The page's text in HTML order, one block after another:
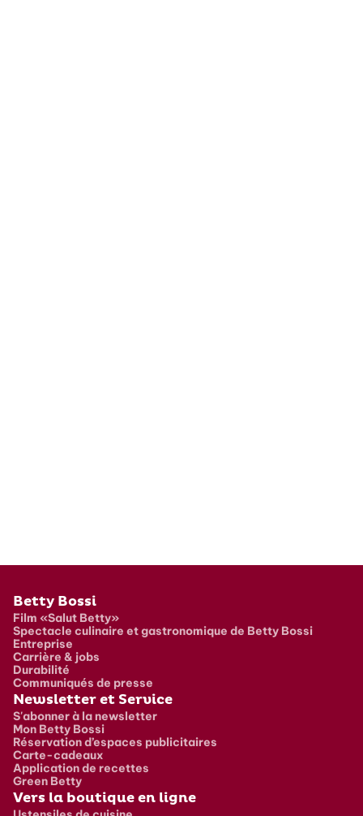
Pied de page
Betty Bossi
Film «Salut Betty»
Spectacle culinaire et gastronomique de Betty Bossi
Entreprise
Carrière & jobs
Durabilité
Communiqués de presse
Newsletter et Service
S'abonner à la newsletter
Mon Betty Bossi
Réservation d’espaces publicitaires
Carte-cadeaux
Application de recettes
Green Betty
Vers la boutique en ligne